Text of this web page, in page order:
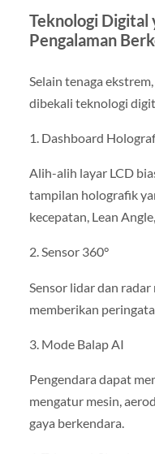
Teknologi Digital
Pengalaman
Selain tenaga
dibekali teknologi
1. Dashboard
Alih-alih layar LCD
tampilan holografik
kecepatan, Lean
2. Sensor 360°
Sensor lidar dan
memberikan
3. Mode Balap AI
Pengendara dapat
mengatur mesin,
gaya berkendara.